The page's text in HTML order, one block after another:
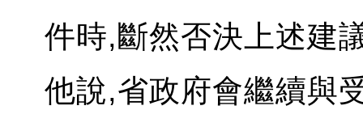
件時,斷然否決上述建
他說,省政府會繼續與